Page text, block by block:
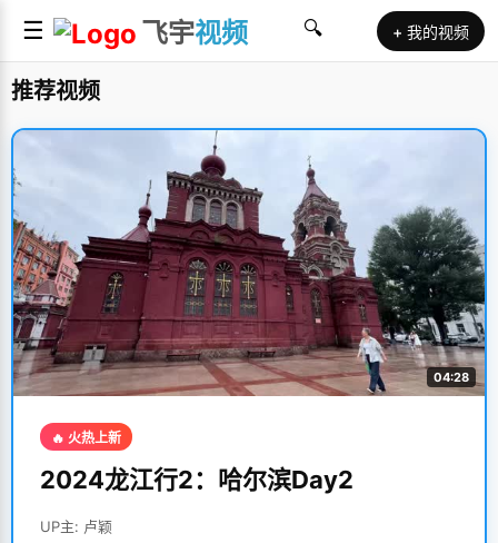
☰ 飞宇视频 🔍 + 我的视频
推荐视频
04:28
🔥 火热上新
2024龙江行2：哈尔滨Day2
UP主: 卢颖